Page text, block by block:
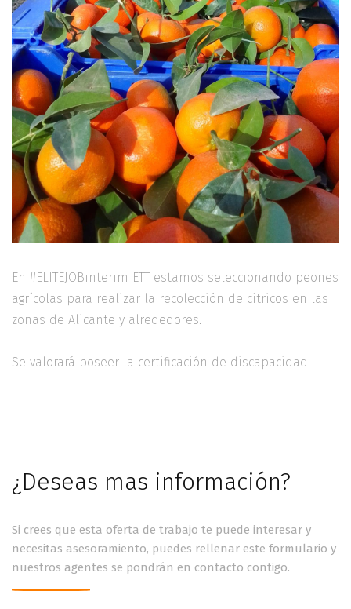
En #ELITEJOBinterim ETT estamos seleccionando peones
agrícolas para realizar la recolección de cítricos en las
zonas de Alicante y alrededores.
Se valorará poseer la certificación de discapacidad.
¿Deseas mas información?
Si crees que esta oferta de trabajo te puede interesar y
necesitas asesoramiento, puedes rellenar este formulario y
nuestros agentes se pondrán en contacto contigo.